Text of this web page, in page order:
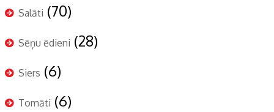
Salāti (70)
Sēņu ēdieni (28)
Siers (6)
Tomāti (6)